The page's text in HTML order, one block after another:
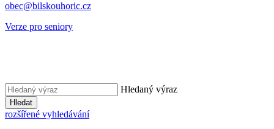
obec@bilskouhoric.cz
Verze pro seniory
Hledaný výraz
Hledat
rozšířené vyhledávání